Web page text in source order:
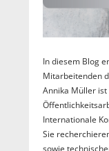
In diesem Blog
Mitarbeitenden
Annika Müller
Internationale
Sie